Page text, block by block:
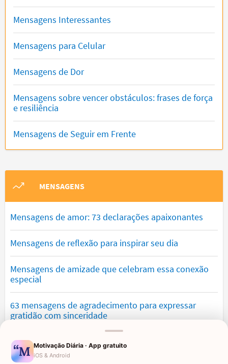
Mensagens Interessantes
Mensagens para Celular
Mensagens de Dor
Mensagens sobre vencer obstáculos: frases de força
e resiliência
Mensagens de Seguir em Frente
MENSAGENS
Mensagens de amor: 73 declarações apaixonantes
Mensagens de reflexão para inspirar seu dia
Mensagens de amizade que celebram essa conexão
especial
63 mensagens de agradecimento para expressar
gratidão com sinceridade
Mensagens de saudade que tocam o coração e
expressam falta
Motivação Diária · App gratuito
iOS & Android